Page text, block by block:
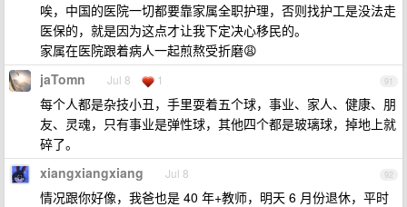
唉，中国的医院一切都要靠家属全职护理，否则找护工是没法走
医保的，就是因为这点才让我下定决心移民的。
家属在医院跟着病人一起煎熬受折磨😩
91
jaTomn Jul 8 1
每个人都是杂技小丑，手里耍着五个球，事业、家人、健康、朋
友、灵魂，只有事业是弹性球，其他四个都是玻璃球，掉地上就
碎了。
92
xiangxiangxiang Jul 8
情况跟你好像，我爸也是 40 年+教师，明天 6 月份退休，平时